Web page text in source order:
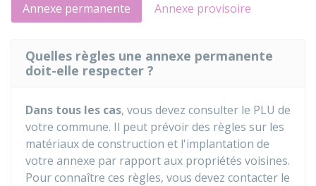
Annexe permanente Annexe provisoire
Quelles règles une annexe permanente
doit-elle respecter ?
Dans tous les cas, vous devez consulter le PLU de
votre commune. Il peut prévoir des règles sur les
matériaux de construction et l'implantation de
votre annexe par rapport aux propriétés voisines.
Pour connaître ces règles, vous devez contacter le